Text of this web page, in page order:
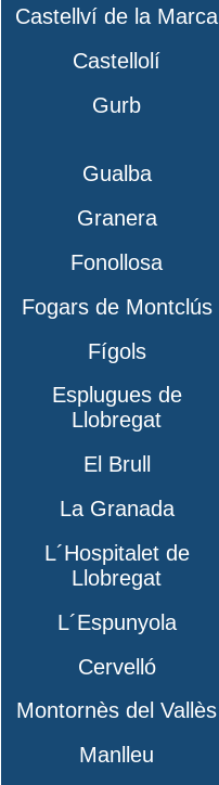
Castellví de la Marca
Castellolí
Gurb
Gualba
Granera
Fonollosa
Fogars de Montclús
Fígols
Esplugues de
Llobregat
El Brull
La Granada
L´Hospitalet de
Llobregat
L´Espunyola
Cervelló
Montornès del Vallès
Manlleu